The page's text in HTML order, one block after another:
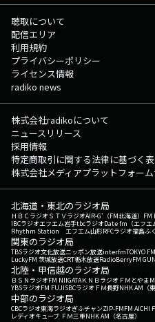
聴取について
配信エリア
利用規約
プライバシーポリシー
ライセンス情報
radiko news
株式会社radikoについて
ニュースリリース
採用情報
特定商取引に関する法律に基づく
株式会社メディアプラットフォー
北海道・東北のラジオ局
ＨＢＣラジオＳＴＶラジオAIR-G'（FM北海道） FM
IBCラジオエフエム岩手tbcラジオDate fm（エフエ
Rhythm Station エフエム山形RFCラジオ福島ふ
関東のラジオ局
TBSラジオ文化放送ニッポン放送interfmTOKYO FM
LuckyFM 茨城放送CRT栃木放送RadioBerryFM
北陸・甲信越のラジオ局
ＢＳＮラジオFM NIIGATAＫＮＢラジオ ＦＭとやま
YBSラジオFM FUJISBCラジオ ＦＭ長野NHK AM（東
中部のラジオ局
CBCラジオ東海ラジオぎふチャンZIP-FMFM AICHI
レディオキューブ ＦＭ三重NHK AM（名古屋）